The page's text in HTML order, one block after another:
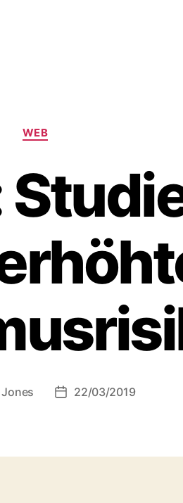
Kategorien
WEB
Jones Veröffentlichungsdatum
22/03/2019